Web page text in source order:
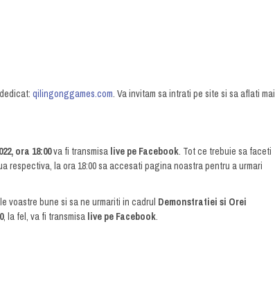
qilingonggames.com. Va invitam sa intrati pe site si sa aflati mai
ora 18:00va fi transmisa live pe Facebook. Tot ce trebuie sa faceti
respectiva, la ora 18:00 sa accesati pagina noastra pentru a urmari
voastre bune si sa ne urmariti in cadrul Demonstratiei si Orei
, la fel, va fi transmisa live pe Facebook.